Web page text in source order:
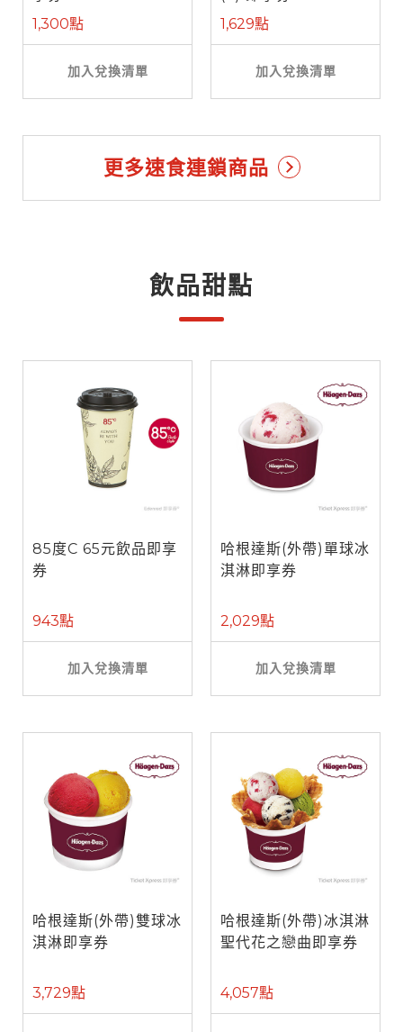
1,300點
加入兌換清單
1,629點
加入兌換清單
更多速食連鎖商品
飲品甜點
85度C 65元飲品即享
券
943點
加入兌換清單
哈根達斯(外帶)單球冰
淇淋即享券
2,029點
加入兌換清單
哈根達斯(外帶)雙球冰
淇淋即享券
3,729點
哈根達斯(外帶)冰淇淋
聖代花之戀曲即享券
4,057點